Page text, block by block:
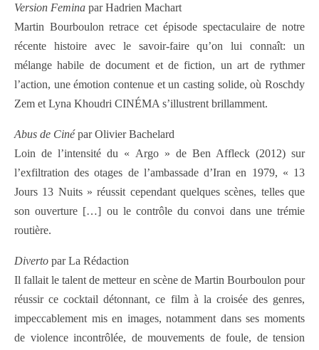
Version Femina par Hadrien Machart
Martin Bourboulon retrace cet épisode spectaculaire de notre
récente histoire avec le savoir-faire qu’on lui connaît: un
mélange habile de document et de fiction, un art de rythmer
l’action, une émotion contenue et un casting solide, où Roschdy
Zem et Lyna Khoudri CINÉMA s’illustrent brillamment.
Abus de Cinépar Olivier Bachelard
Loin de l’intensité du « Argo » de Ben Affleck (2012) sur
l’exfiltration des otages de l’ambassade d’Iran en 1979, « 13
Jours 13 Nuits » réussit cependant quelques scènes, telles que
son ouverture […] ou le contrôle du convoi dans une trémie
routière.
Diverto par La Rédaction
Il fallait le talent de metteur en scène de Martin Bourboulon pour
réussir ce cocktail détonnant, ce film à la croisée des genres,
impeccablement mis en images, notamment dans ses moments
de violence incontrôlée, de mouvements de foule, de tension